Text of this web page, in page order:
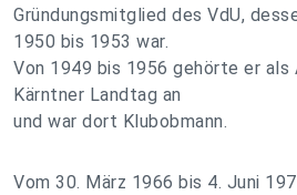
Gründungsmitglied des VdU,
1950 bis 1953 war.
Von 1949 bis 1956 gehörte er als
Kärntner Landtag an
und war dort Klubobmann.
Vom 30. März 1966 bis 4. Juni